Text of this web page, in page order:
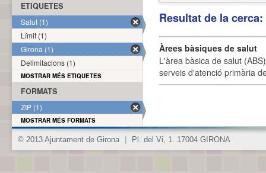
Resultat de la
Àrees bàsiques de salut
L'àrea bàsica de salut
serveis d'atenció primària
ETIQUETES
Salut (1)
Límit (1)
Girona (1)
Delimitacions (1)
MOSTRAR MÉS ETIQUETES
FORMATS
ZIP (1)
MOSTRAR MÉS FORMATS
© 2013 Ajuntament de Girona Pl. del Vi, 1. 17004 GIRONA